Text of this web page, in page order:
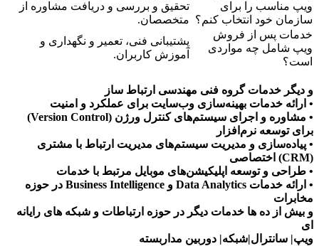
ویپ مناسب را برای
سازمان خود انتخاب کنم؟
تحقیق و بررسی و دریافت مشاوره از
متخصصان.
خدمات پس از فروش
ویپ شامل چه مواردی
است؟
پشتیبانی فنی، تعمیر و نگهداری و
آموزش کاربران.
و دیگر خدمات گروه فنی مهندسی ارتباط ساز
• ارائه خدمات بهینه‌سازی وب‌سایت برای عملکرد و امنیت
• مشاوره و اجرای سیستم‌های کنترل ورژن (Version Control)
برای توسعه نرم‌افزار
• پیاده‌سازی و مدیریت سیستم‌های مدیریت ارتباط با مشتری
(CRM) اختصاصی
• طراحی و توسعه اپلیکیشن‌های موبایل مرتبط با خدمات
• ارائه خدمات Data Analytics و Business Intelligence در حوزه
مخابرات
و بیش از ده ها خدمات دیگر در حوزه ارتباطات و شبکه های رایانه
ای
ویپ| سانترال|شبکه| دوربین مداربسته